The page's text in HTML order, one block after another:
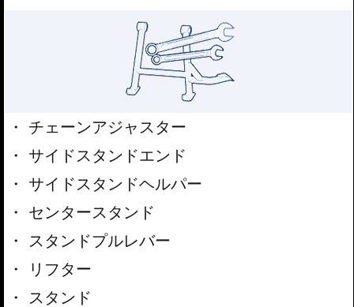
チェーンアジャスター
サイドスタンドエンド
サイドスタンドヘルパー
センタースタンド
スタンドプルレバー
リフター
スタンド